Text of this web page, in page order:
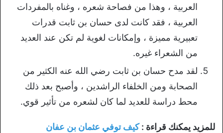
العربية ، وهذا من فصاحة شعره ، وغناه بالمفردات
العربية ، فقد كانت لدى حسان بن ثابت قدرات
تعبيرية مميزة ، وإمكانات لغوية لم تكن عند العديد
من الشعراء غيره.
لقد مدح حسان بن ثابت رضي الله عنه الكثير من
الصحابة ومن الخلفاء الراشدين ، وأصبح بعد ذلك
محط دراسة للعديد لما كان لشعره من تأثير قوي.
للمزيد يمكنك قراءة :كيف توفي عثمان بن عفان